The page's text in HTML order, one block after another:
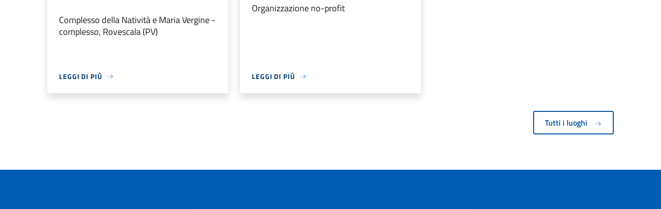
Complesso della Natività e Maria Vergine -
complesso, Rovescala (PV)
LEGGI DI PIÙ
Organizzazione no-profit
LEGGI DI PIÙ
Tutti i luoghi